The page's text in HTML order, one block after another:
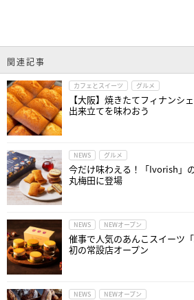
関連記事
カフェとスイーツ グルメ
【大阪】焼きたてフィナンシ
出来立てを味わおう
NEWS グルメ
今だけ味わえる！「Ivorish」
丸梅田に登場
NEWS NEWオープン
催事で人気のあんこスイーツ
初の常設店オープン
NEWS NEWオープン